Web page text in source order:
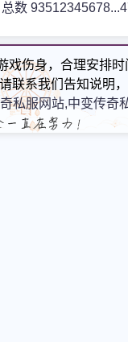
总数 93512345678
戏伤身，合理安排
联系我们告知说明
私服网站,中变传奇